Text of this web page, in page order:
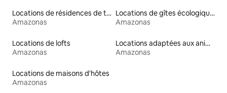
Locations de résidences de tourisme
Amazonas
Locations de gîtes écologiques
Amazonas
Locations de lofts
Amazonas
Locations adaptées aux animaux
Amazonas
Locations de maisons d'hôtes
Amazonas